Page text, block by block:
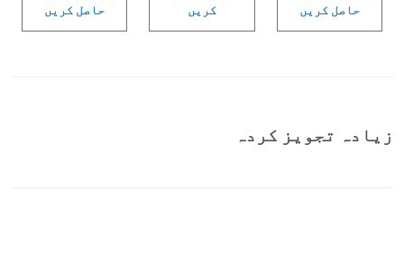
حاصل کریں
کریں
حاصل کریں
زیادہ تجویز کردہ